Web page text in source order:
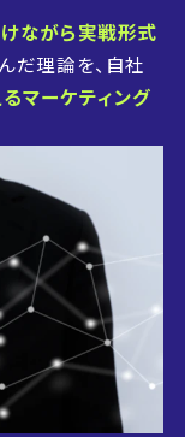
ながら実戦形式
だ理論を、自社
マーケティング